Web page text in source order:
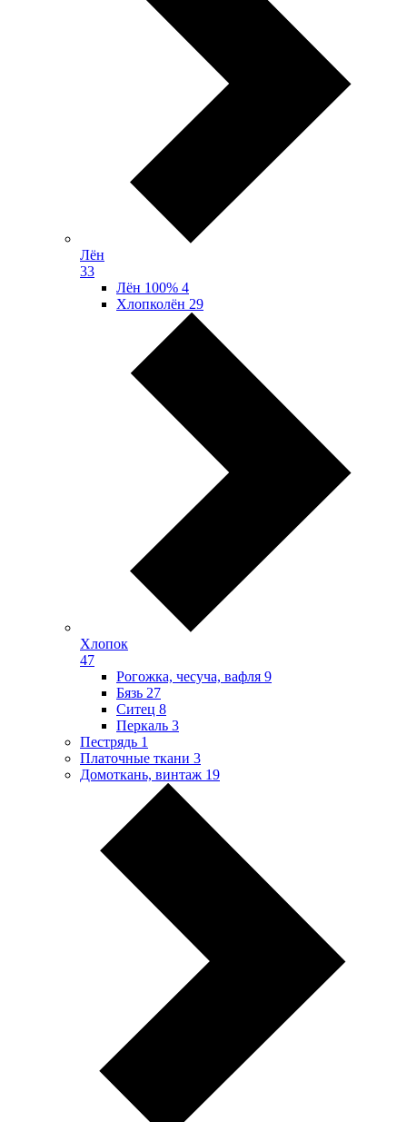
Лён
33
Лён 100% 4
Хлопколён 29
Хлопок
47
Рогожка, чесуча, вафля 9
Бязь 27
Ситец 8
Перкаль 3
Пестрядь 1
Платочные ткани 3
Домоткань, винтаж 19